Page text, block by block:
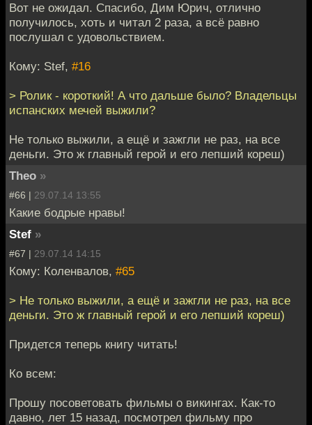
Вот не ожидал. Спасибо, Дим Юрич, отлично
получилось, хоть и читал 2 раза, а всё равно
послушал с удовольствием.
Кому: Stef, #16
> Ролик - короткий! А что дальше было? Владельцы
испанских мечей выжили?
Не только выжили, а ещё и зажгли не раз, на все
деньги. Это ж главный герой и его лепший кореш)
Theo »
#66 | 29.07.14 13:55
Какие бодрые нравы!
Stef »
#67 | 29.07.14 14:15
Кому: Коленвалов, #65
> Не только выжили, а ещё и зажгли не раз, на все
деньги. Это ж главный герой и его лепший кореш)
Придется теперь книгу читать!
Ко всем:
Прошу посоветовать фильмы о викингах. Как-то
давно, лет 15 назад, посмотрел фильму про